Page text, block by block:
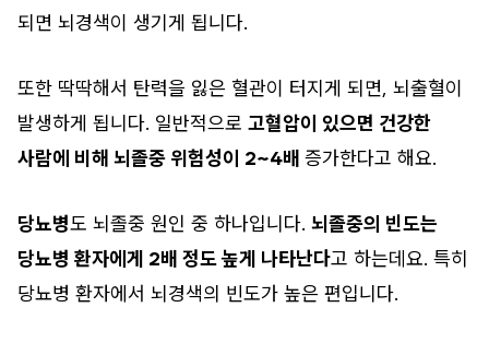
되면 뇌경색이 생기게 됩니다.
또한 딱딱해서 탄력을 잃은 혈관이 터지게 되면, 뇌출혈이
발생하게 됩니다. 일반적으로 고혈압이 있으면 건강한
사람에 비해 뇌졸중 위험성이 2~4배 증가한다고 해요.
당뇨병도 뇌졸중 원인 중 하나입니다. 뇌졸중의 빈도는
당뇨병 환자에게 2배 정도 높게 나타난다고 하는데요. 특히
당뇨병 환자에서 뇌경색의 빈도가 높은 편입니다.